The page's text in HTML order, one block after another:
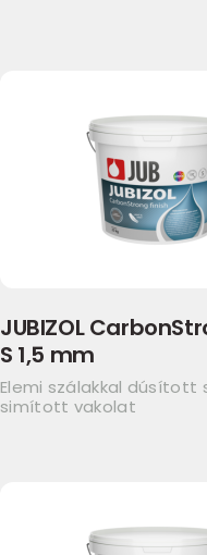
JUBIZOL
S 1,5 mm
Elemi szálakkal dúsított
simított vakolat